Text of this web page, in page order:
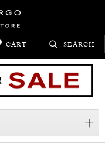
CART SEARCH